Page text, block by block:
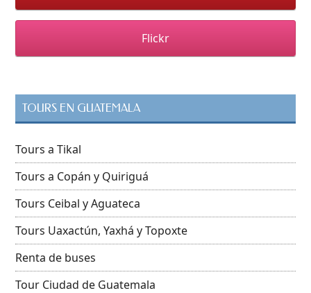
Flickr
TOURS EN GUATEMALA
Tours a Tikal
Tours a Copán y Quiriguá
Tours Ceibal y Aguateca
Tours Uaxactún, Yaxhá y Topoxte
Renta de buses
Tour Ciudad de Guatemala